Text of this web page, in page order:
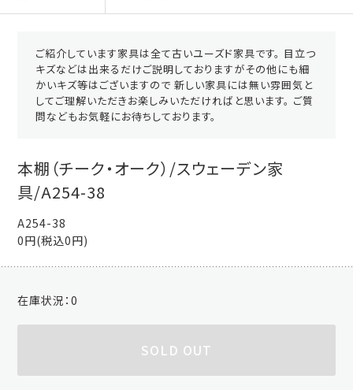
ご紹介しています家具は全て古いユーズド家具です。 目立つ
キズなどは出来るだけご説明しておりますがその他にも細
かいキズ等はございますので 新しい家具には無い雰囲気と
してご理解いただきお楽しみいただければと思います。 ご質
問などもお気軽にお待ちしております。
本棚（チーク・オーク）/スウェーデン家
具/A254-38
A254-38
0円(税込0円)
在庫状況：0
SOLD OUT